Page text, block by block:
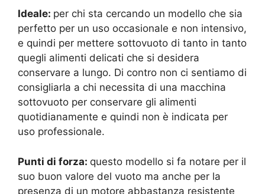
Ideale: per chi sta cercando un modello che sia
perfetto per un uso occasionale e non intensivo,
e quindi per mettere sottovuoto di tanto in tanto
quegli alimenti delicati che si desidera
conservare a lungo. Di contro non ci sentiamo di
consigliarla a chi necessita di una macchina
sottovuoto per conservare gli alimenti
quotidianamente e quindi non è indicata per
uso professionale.
Punti di forza: questo modello si fa notare per il
suo buon valore del vuoto ma anche per la
presenza di un motore abbastanza resistente